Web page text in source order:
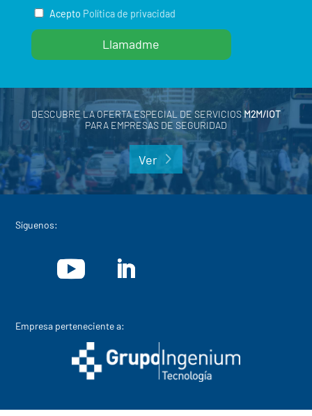
Acepto Política de privacidad
DESCUBRE LA OFERTA ESPECIAL DE SERVICIOSM2M/IOT
PARA EMPRESAS DE SEGURIDAD
Ver
Síguenos:
Empresa perteneciente a: